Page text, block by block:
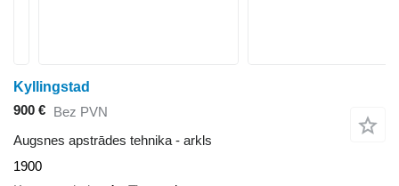
Kyllingstad
900 € Bez PVN
Augsnes apstrādes tehnika - arkls
1900